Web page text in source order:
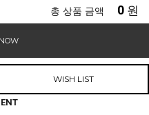
총 상품 금액 0 원
WISH LIST